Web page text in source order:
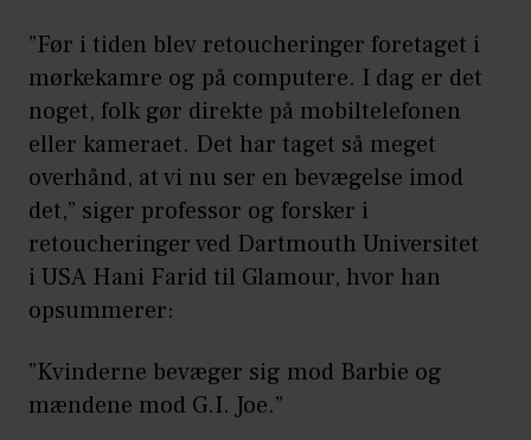
”Før i tiden blev retoucheringer foretaget i
mørkekamre og på computere. I dag er det
noget, folk gør direkte på mobiltelefonen
eller kameraet. Det har taget så meget
overhånd, at vi nu ser en bevægelse imod
det,” siger professor og forsker i
retoucheringer ved Dartmouth Universitet
i USA Hani Farid til Glamour, hvor han
opsummerer:
”Kvinderne bevæger sig mod Barbie og
mændene mod G.I. Joe.”